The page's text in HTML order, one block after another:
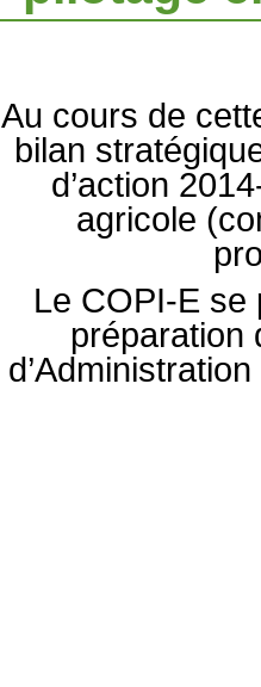
Au cours de
bilan
d’action
agricole
Le COPI-E se
préparation